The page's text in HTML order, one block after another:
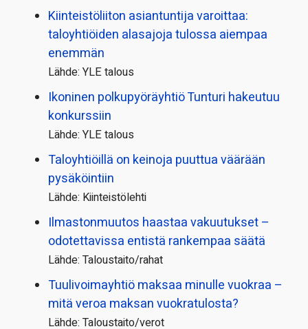
Kiinteistö­liiton asiantuntija varoittaa:
taloyhtiöiden alasajoja tulossa aiempaa
enemmän
Lähde: YLE talous
Ikoninen polkupyörä­yhtiö Tunturi hakeutuu
konkurssiin
Lähde: YLE talous
Taloyhtiöillä on keinoja puuttua väärään
pysäköintiin
Lähde: Kiinteistölehti
Ilmastonmuutos haastaa vakuutukset –
odotettavissa entistä rankempaa säätä
Lähde: Taloustaito/rahat
Tuulivoimayhtiö maksaa minulle vuokraa –
mitä veroa maksan vuokratulosta?
Lähde: Taloustaito/verot